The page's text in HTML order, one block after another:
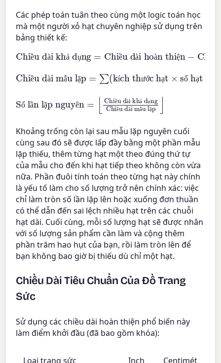
Các phép toán tuân theo cùng một logic toán học
mà một người xỏ hạt chuyên nghiệp sử dụng trên
bảng thiết kế:
ề à ả ụ ề à à ệ
Chiều dài khả dụng =
Chiều dài hoàn thiện −Chiều dài khóa
ề à ẫ ặ í ư ớ ạ ố ạ
Chiều dài mẫu lặp =∑(kích thước hạt×
số hạt mỗi mẫu lặp
ố ầ ặ ê
ề à ả ụ
ề à ẫ ặ
= ⌊
Chiều dài mẫu lặp ⌋
Khoảng trống còn lại sau mẫu lặp nguyên cuối
cùng sau đó sẽ được lấp đầy bằng một phần mẫu
lặp thiếu, thêm từng hạt một theo đúng thứ tự
của mẫu cho đến khi hạt tiếp theo không còn vừa
nữa. Phần đuôi tính toán theo từng hạt này chính
là yếu tố làm cho số lượng trở nên chính xác: việc
chỉ làm tròn số lần lặp lên hoặc xuống đơn thuần
có thể dẫn đến sai lệch nhiều hạt trên các chuỗi
hạt dài. Cuối cùng, mỗi số lượng hạt sẽ được nhân
với số lượng sản phẩm cần làm và cộng thêm
phần trăm hao hụt của bạn, rồi làm tròn lên để
bạn không bao giờ bị thiếu dù chỉ một hạt.
Chiều Dài Tiêu Chuẩn Của Đồ Trang
Sức
Sử dụng các chiều dài hoàn thiện phổ biến này
làm điểm khởi đầu (đã bao gồm khóa):
Loại trang sức Inch Centimét